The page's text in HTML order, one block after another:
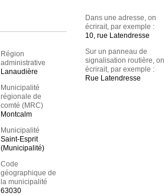
Région
administrative
Lanaudière
Municipalité
régionale de
comté (MRC)
Montcalm
Municipalité
Saint-Esprit
(Municipalité)
Code
géographique de
la municipalité
63030
Dans une adresse, on
écrirait, par exemple :
10, rue Latendresse
Sur un panneau de
signalisation routière, on
écrirait, par exemple :
Rue Latendresse